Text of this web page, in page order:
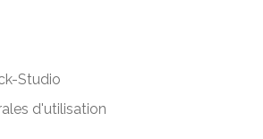
Studio
d'utilisation